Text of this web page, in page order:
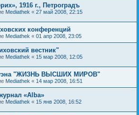
1916 г., Петроградъ
Mediathek « 27 май 2008, 22:15
конференций
Mediathek « 01 апр 2008, 23:05
вестник"
Mediathek « 15 мар 2008, 12:05
"ЖИЗНЬ ВЫСШИХ МИРОВ"
Mediathek « 14 мар 2008, 16:51
«Alba»
Mediathek « 15 янв 2008, 16:52